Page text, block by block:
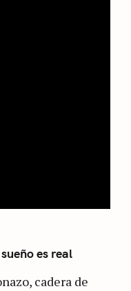
es real
cadera de